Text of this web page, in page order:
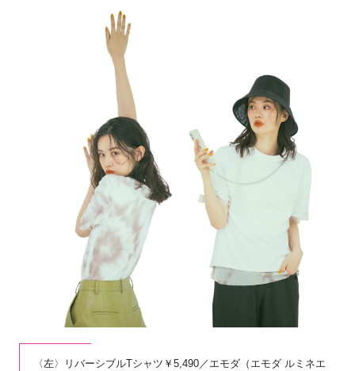
〈左〉リバーシブルTシャツ￥5,490／エモダ（エモダ ルミネエ